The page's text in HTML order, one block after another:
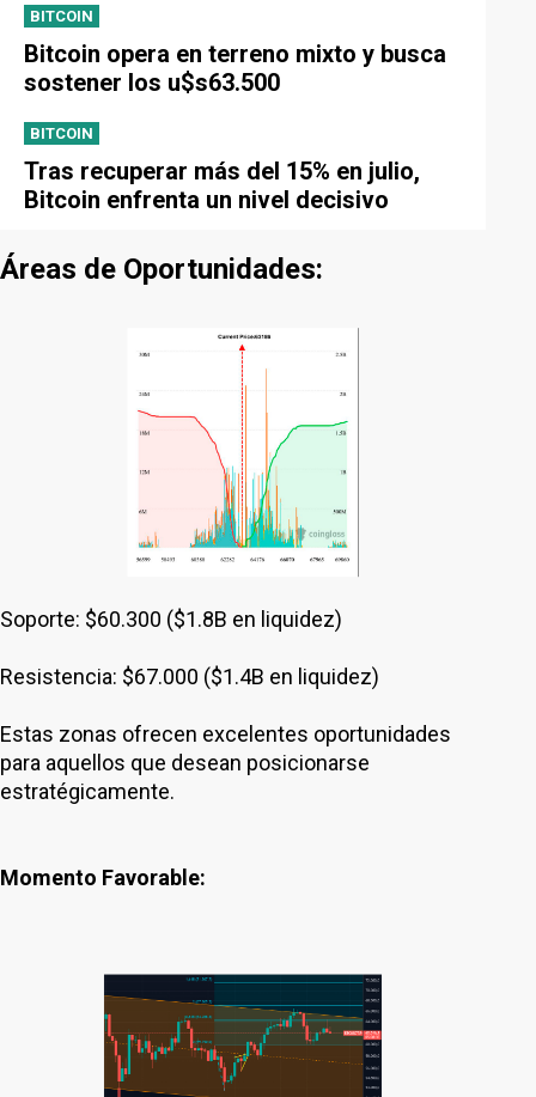
BITCOIN
Bitcoin opera en terreno mixto y busca
sostener los u$s63.500
BITCOIN
Tras recuperar más del 15% en julio,
Bitcoin enfrenta un nivel decisivo
Áreas de Oportunidades:
Soporte: $60.300 ($1.8B en liquidez)
Resistencia: $67.000 ($1.4B en liquidez)
Estas zonas ofrecen excelentes oportunidades
para aquellos que desean posicionarse
estratégicamente.
Momento Favorable: